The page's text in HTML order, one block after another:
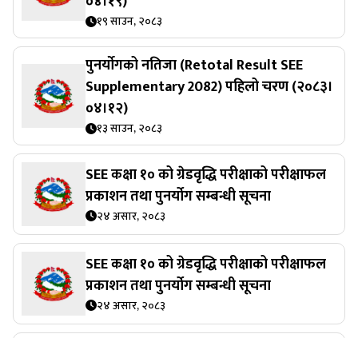
१९ साउन, २०८३
पुनर्याेगको नतिजा (Retotal Result SEE
Supplementary 2082) पहिलो चरण (२०८३।
०४।१२)
१३ साउन, २०८३
SEE कक्षा १० को ग्रेडवृद्धि परीक्षाको परीक्षाफल
प्रकाशन तथा पुनर्योग सम्बन्धी सूचना
२४ असार, २०८३
SEE कक्षा १० को ग्रेडवृद्धि परीक्षाको परीक्षाफल
प्रकाशन तथा पुनर्योग सम्बन्धी सूचना
२४ असार, २०८३